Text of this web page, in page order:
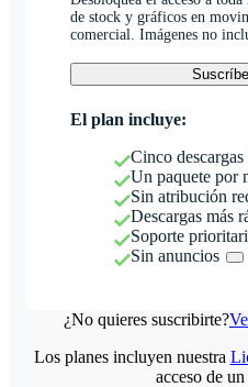
de stock y gráficos en
comercial. Imágenes no
El plan incluye:
Cinco
Un paquete por
Sin atribución
Descargas más
Soporte
Sin anuncios
¿No quieres suscribirte?
Los planes incluyen nuestra
acceso de